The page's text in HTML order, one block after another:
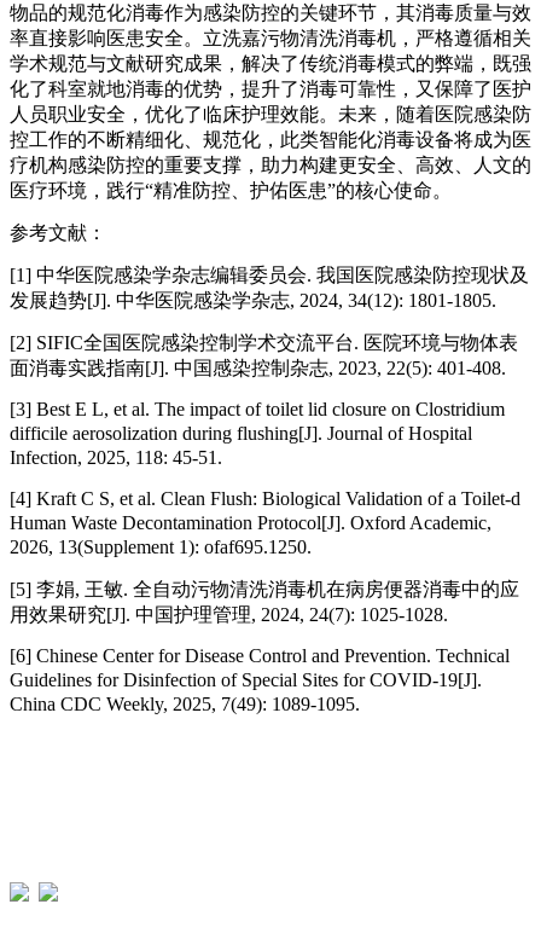
物品的规范化消毒作为感染防控的关键环节，其消毒质量与效
率直接影响医患安全。立洗嘉污物清洗消毒机 ， 严格遵循相关
学术规范与文献研究成果，解决了传统消毒模式的弊端，既强
化了科室就地消毒的优势，提升了消毒可靠性，又保障了医护
人员职业安全，优化了临床护理效能。未来，随着医院感染防
控工作的不断精细化、规范化，此类智能化消毒设备将成为医
疗机构感染防控的重要支撑，助力构建更安全、高效、人文的
医疗环境，践行“精准防控、护佑医患”的核心使命。
参考文献：
[1] 中华医院感染学杂志编辑委员会. 我国医院感染防控现状及
发展趋势[J]. 中华医院感染学杂志, 2024, 34(12): 1801-1805.
[2] SIFIC全国医院感染控制学术交流平台. 医院环境与物体表
面消毒实践指南[J]. 中国感染控制杂志, 2023, 22(5): 401-408.
[3] Best E L, et al. The impact of toilet lid closure on Clostridium
difficile aerosolization during flushing[J]. Journal of Hospital
Infection, 2025, 118: 45-51.
[4] Kraft C S, et al. Clean Flush: Biological Validation of a Toilet-d
Human Waste Decontamination Protocol[J]. Oxford Academic,
2026, 13(Supplement 1): ofaf695.1250.
[5] 李娟, 王敏. 全自动污物清洗消毒机在病房便器消毒中的应
用效果研究[J]. 中国护理管理, 2024, 24(7): 1025-1028.
[6] Chinese Center for Disease Control and Prevention. Technical
Guidelines for Disinfection of Special Sites for COVID-19[J].
China CDC Weekly, 2025, 7(49): 1089-1095.